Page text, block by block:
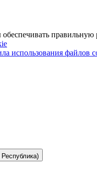
правильную
использования файлов